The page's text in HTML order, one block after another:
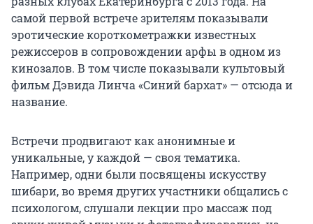
самой первой встрече зрителям показывали
эротические короткометражки известных
режиссеров в сопровождении арфы в одном из
кинозалов. В том числе показывали культовый
фильм Дэвида Линча «Синий бархат» — отсюда и
название.
Встречи продвигают как анонимные и
уникальные, у каждой — своя тематика.
Например, одни были посвящены искусству
шибари, во время других участники общались с
психологом, слушали лекции про массаж под